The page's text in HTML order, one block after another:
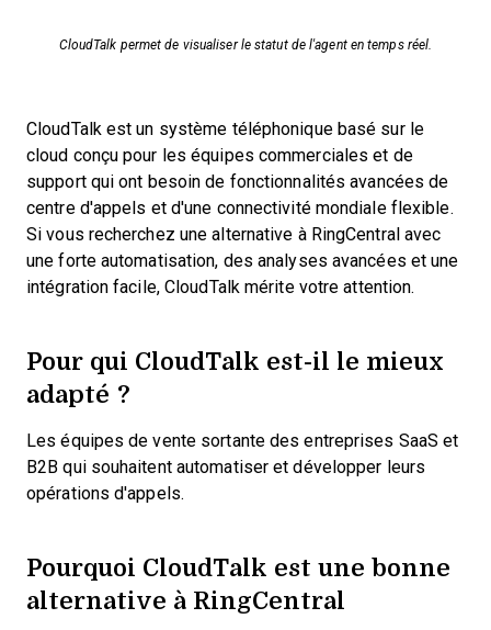
CloudTalk permet de visualiser le statut de l'agent en temps réel.
CloudTalk est un système téléphonique basé sur le
cloud conçu pour les équipes commerciales et de
support qui ont besoin de fonctionnalités avancées de
centre d'appels et d'une connectivité mondiale flexible.
Si vous recherchez une alternative à RingCentral avec
une forte automatisation, des analyses avancées et une
intégration facile, CloudTalk mérite votre attention.
Pour qui CloudTalk est-il le mieux
adapté ?
Les équipes de vente sortante des entreprises SaaS et
B2B qui souhaitent automatiser et développer leurs
opérations d'appels.
Pourquoi CloudTalk est une bonne
alternative à RingCentral